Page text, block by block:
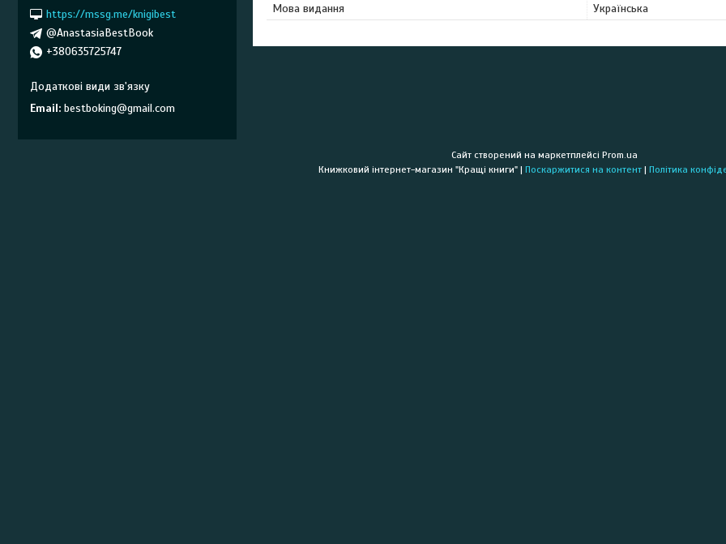
Мова видання
Українська
https://mssg.me/knigibest
@AnastasiaBestBook
+380635725747
Email bestboking@gmail.com
Сайт створений на маркетплейсі Prom.ua
Книжковий інтернет-магазин "Кращі книги" | Поскаржитися на контент | Політика